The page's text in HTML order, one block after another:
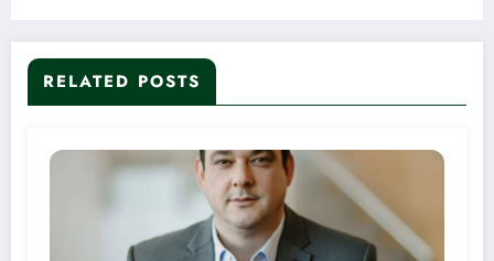
RELATED POSTS